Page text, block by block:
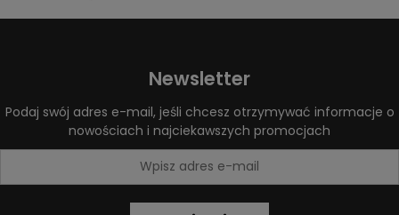
Newsletter
Podaj swój adres e-mail, jeśli chcesz otrzymywać informacje o
nowościach i najciekawszych promocjach